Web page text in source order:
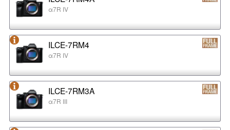
α7R IV
ILCE-7RM4
α7R IV
ILCE-7RM3A
α7R III